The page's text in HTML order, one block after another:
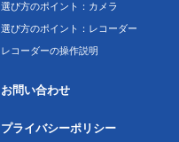
選び方のポイント：カメラ
選び方のポイント：レコーダー
レコーダーの操作説明
お問い合わせ
プライバシーポリシー